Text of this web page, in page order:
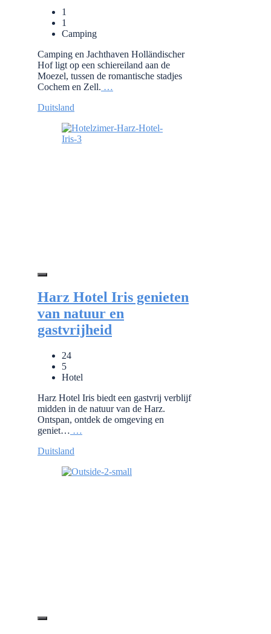
1
1
Camping
Camping en Jachthaven Holländischer
Hof ligt op een schiereiland aan de
Moezel, tussen de romantische stadjes
Cochem en Zell. …
Duitsland
Harz Hotel Iris genieten
van natuur en
gastvrijheid
24
5
Hotel
Harz Hotel Iris biedt een gastvrij verblijf
midden in de natuur van de Harz.
Ontspan, ontdek de omgeving en
geniet… …
Duitsland